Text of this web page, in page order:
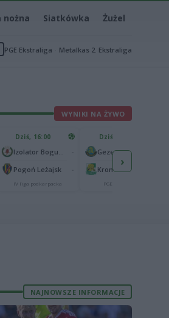
nożna Siatkówka Żużel
PGE Ekstraliga Metalkas 2. Ekstraliga
WYNIKI NA ŻYWO
Dziś, 16:00
Pogoń Leżajsk
IV liga podkarpacka
Dziś, 17:00
PGE Ekstraliga
›
NAJNOWSZE INFORMACJE